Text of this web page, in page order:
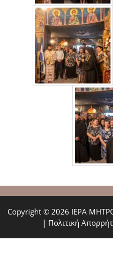
Copyright © 2026 ΙΕΡΑ
| Πολιτική